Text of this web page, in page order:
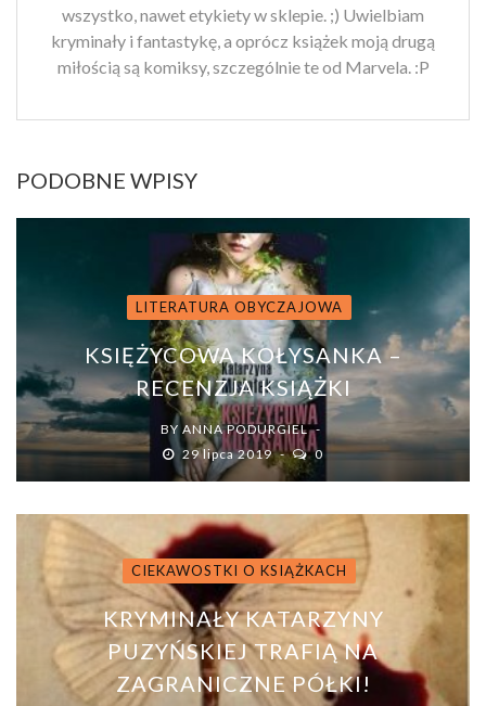
wszystko, nawet etykiety w sklepie. ;) Uwielbiam
kryminały i fantastykę, a oprócz książek moją drugą
miłością są komiksy, szczególnie te od Marvela. :P
PODOBNE WPISY
LITERATURA OBYCZAJOWA
KSIĘŻYCOWA KOŁYSANKA –
RECENZJA KSIĄŻKI
BY ANNA PODURGIEL
29 lipca 2019
0
CIEKAWOSTKI O KSIĄŻKACH
KRYMINAŁY KATARZYNY
PUZYŃSKIEJ TRAFIĄ NA
ZAGRANICZNE PÓŁKI!